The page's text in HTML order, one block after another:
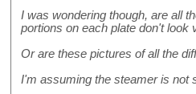
I was wondering though, are all
portions on each plate don't look
Or are these pictures of all the
I'm assuming the steamer is not